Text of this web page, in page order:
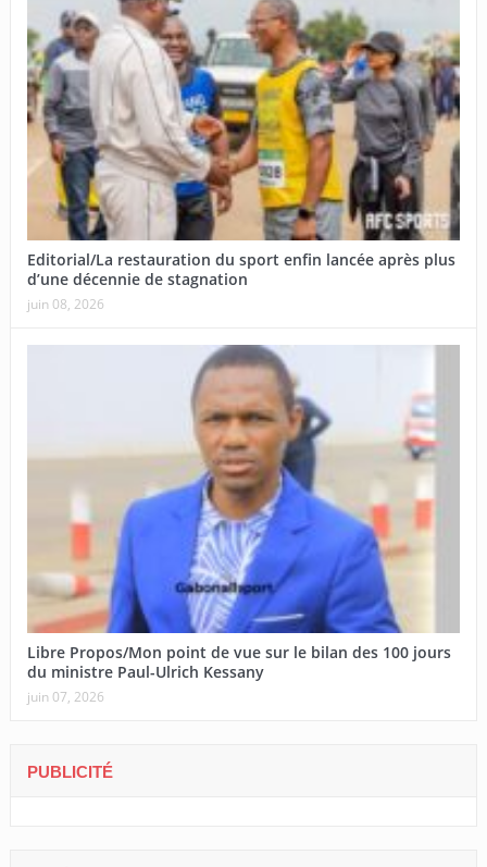
Editorial/La restauration du sport enfin lancée après plus
d’une décennie de stagnation
juin 08, 2026
Libre Propos/Mon point de vue sur le bilan des 100 jours
du ministre Paul-Ulrich Kessany
juin 07, 2026
PUBLICITÉ